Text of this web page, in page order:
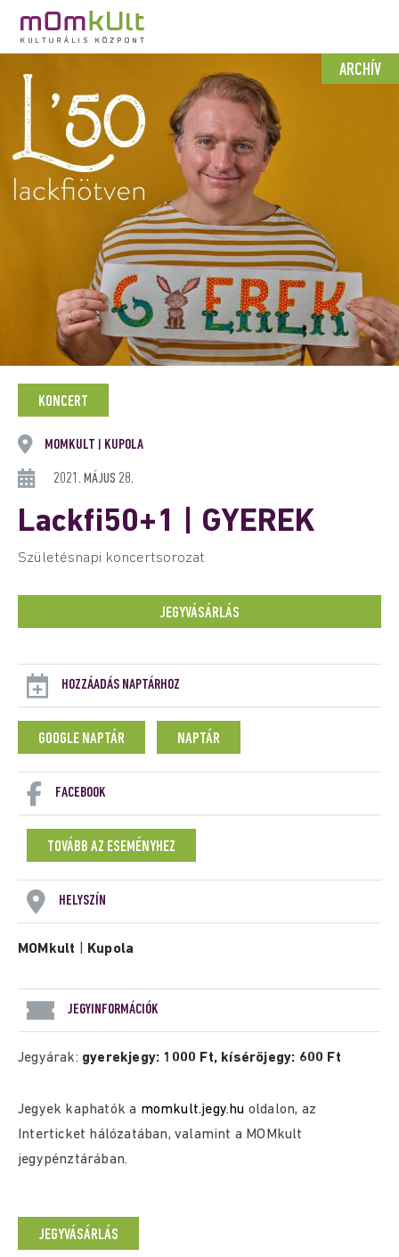
ARCHÍV
KONCERT
MOMKULT KUPOLA
2021. MÁJUS 28.
Lackfi50+1 | GYEREK
Születésnapi koncertsorozat
JEGYVÁSÁRLÁS
HOZZÁADÁS NAPTÁRHOZ
GOOGLE NAPTÁR NAPTÁR
FACEBOOK
TOVÁBB AZ ESEMÉNYHEZ
HELYSZÍN
MOMkult Kupola
JEGYINFORMÁCIÓK
Jegyárak: gyerekjegy: 1000 Ft, kísérőjegy: 600 Ft
Jegyek kaphatók a momkult.jegy.hu oldalon, az
Interticket hálózatában, valamint a MOMkult
jegypénztárában.
JEGYVÁSÁRLÁS